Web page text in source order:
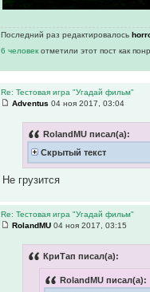
Последний раз редактировалось
6 человекотметили этот пост как
Re: Тестовая игра "Угадай фильм"
Adventus 04 ноя 2017, 03:04
RolandMU писал(а):
Скрытый текст
Не грузится
Re: Тестовая игра "Угадай фильм"
RolandMU 04 ноя 2017, 03:15
КриТап писал(а):
RolandMU писал(а):